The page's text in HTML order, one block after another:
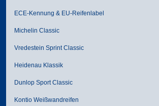
ECE-Kennung & EU-Reifenlabel
Michelin Classic
Vredestein Sprint Classic
Heidenau Klassik
Dunlop Sport Classic
Kontio Weißwandreifen